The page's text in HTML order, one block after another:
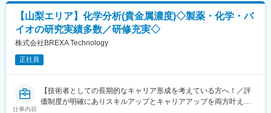
取り組んでいただけますと幸いです。を支える、そんな「誇りあ
る仕事」に、ぜひ一緒に挑戦しましょう。
■当社について：
当社は以下領域で全国30,000名以上の社員が活躍しています。
変更の範囲：会社の定める業務
■未経験の方のご活躍事例：
若手からベテランまで多くのエンジニアが所属していますが、中
には未経験からエンジニアとして活躍してる事例も多数ありま
す。以下は一例です。
・アパレル店舗運営からエンジニアに：
半導体製造装置の立ち上げプロジェクト配属、現在はフィールド
【山梨エリア】化学分析(貴金属濃度)◇製薬・化学・バ
イオの研究実績多数／研修充実◇
株式会社BREXA Technology
正社員
仕事内容
【技術者としての長期的なキャリア形成を考えている方へ！／評
価制度が明確にありスキルアップとキャリアアップを両方叶え